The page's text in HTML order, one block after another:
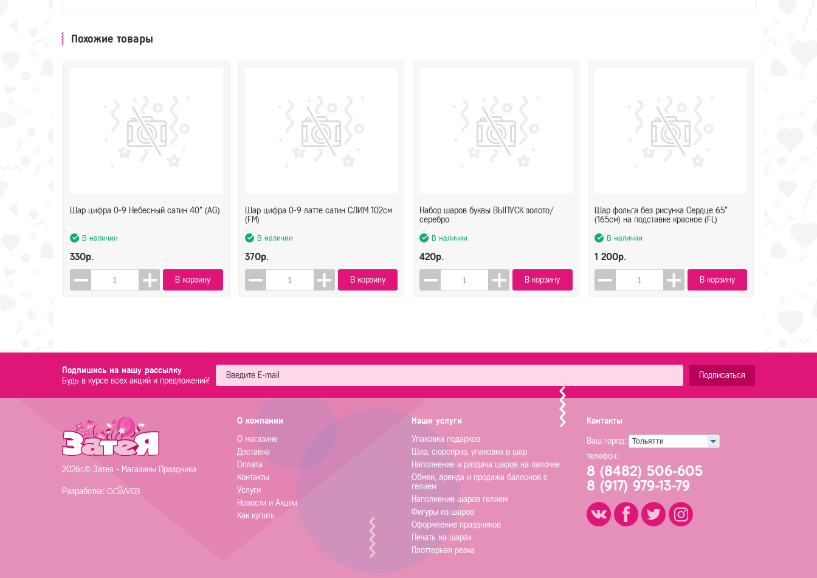
Похожие товары
Шар цифра 0-9 Небесный сатин 40" (AG)
В наличии
330р.
В корзину
Шар цифра 0-9 латте сатин СЛИМ 102см
(FM)
В наличии
370р.
В корзину
Набор шаров буквы ВЫПУСК золото/
серебро
В наличии
420р.
В корзину
Шар фольга без рисунка Сердце 65"
(165см) на подставке красное (FL)
В наличии
1 200р.
В корзину
Подпишись на нашу рассылку
Будь в курсе всех акций и предложений!
Подписаться
Контакты
Ваш город: Тольятти
телефон:
8 (8482) 506-605
8 (917) 979-13-79
О компании
О магазине
Доставка
Оплата
Контакты
Услуги
Новости и Акции
Как купить
Наши услуги
Упаковка подарков
Шар, сюрсприз, упаковка в шар
Наполнение и раздача шаров на палочке
Обмен, аренда и продажа баллонов с
гелием
Наполнение шаров гелием
Фигуры из шаров
Оформление праздников
Печать на шарах
Плоттерная резка
2026г.© Затея - Магазины Праздника
Разработка: